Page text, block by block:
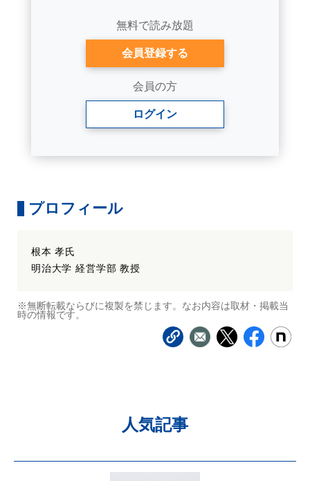
無料で読み放題
会員登録する
会員の方
ログイン
プロフィール
根本 孝氏
明治大学 経営学部 教授
※無断転載ならびに複製を禁じます。なお内容は取材・掲載当
時の情報です。
人気記事